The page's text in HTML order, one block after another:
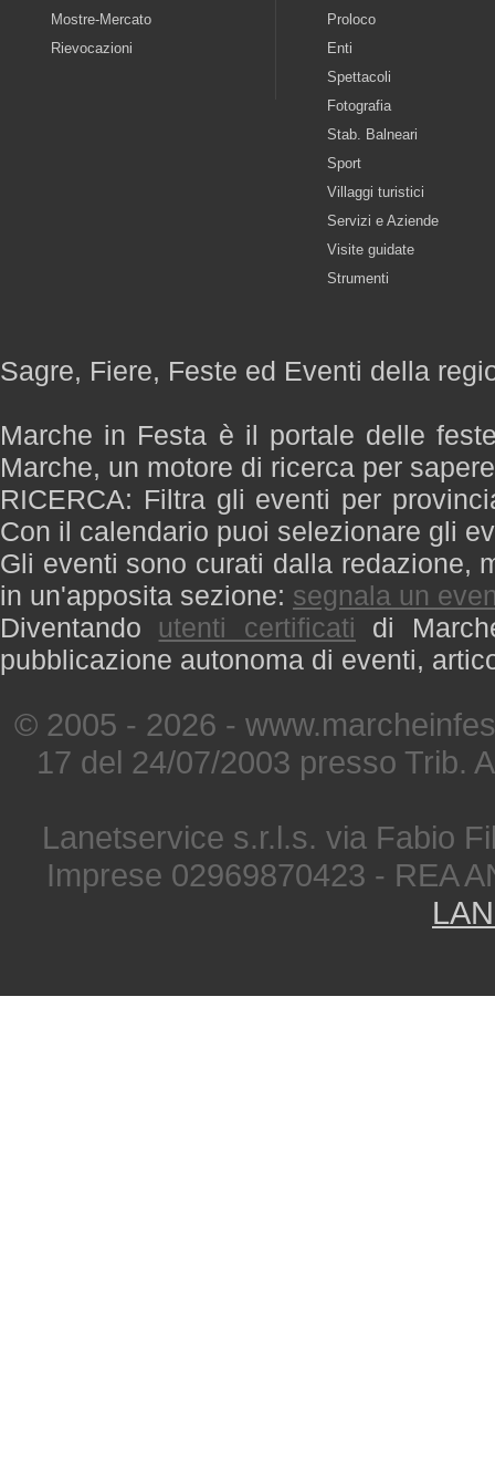
Mostre-Mercato
Rievocazioni
Proloco
Enti
Spettacoli
Fotografia
Stab. Balneari
Sport
Villaggi turistici
Servizi e Aziende
Visite guidate
Strumenti
Sagre, Fiere, Feste ed Eventi della
Marche in Festa è il portale delle
Marche, un motore di ricerca per
RICERCA: Filtra gli eventi per
Con il calendario puoi selezionare gli
Gli eventi sono curati dalla redazione,
in un'apposita sezione: segnala un
Diventando utenti certificati di
pubblicazione autonoma di eventi,
© 2005 - 2026 -
17 del 24/07/2003 presso Trib.
Lanetservice s.r.l.s. via Fabio
Imprese 02969870423 - REA